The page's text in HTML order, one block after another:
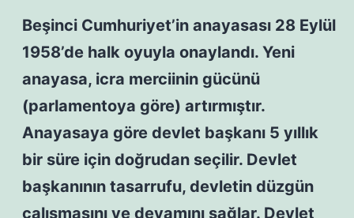
Beşinci Cumhuriyet’in anayasası 28 Eylül
1958’de halk oyuyla onaylandı. Yeni
anayasa, icra merciinin gücünü
(parlamentoya göre) artırmıştır.
Anayasaya göre devlet başkanı 5 yıllık
bir süre için doğrudan seçilir. Devlet
başkanının tasarrufu, devletin düzgün
çalışmasını ve devamını sağlar. Devlet